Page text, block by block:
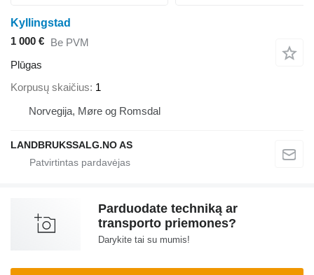
Kyllingstad
1 000 € Be PVM
Plūgas
Korpusų skaičius 1
Norvegija, Møre og Romsdal
LANDBRUKSSALG.NO AS
Parduodate techniką ar
transporto priemones?
Darykite tai su mumis!